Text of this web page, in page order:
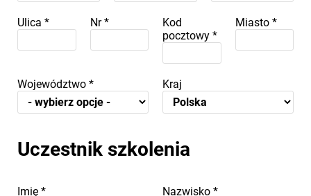
Ulica * Nr*
Kod
pocztowy *
Miasto *
Województwo * Kraj
Uczestnik szkolenia
Imię * Nazwisko *